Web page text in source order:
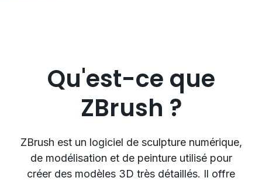
Qu'est-ce que
ZBrush ?
ZBrush est un logiciel de sculpture numérique,
de modélisation et de peinture utilisé pour
créer des modèles 3D très détaillés. Il offre